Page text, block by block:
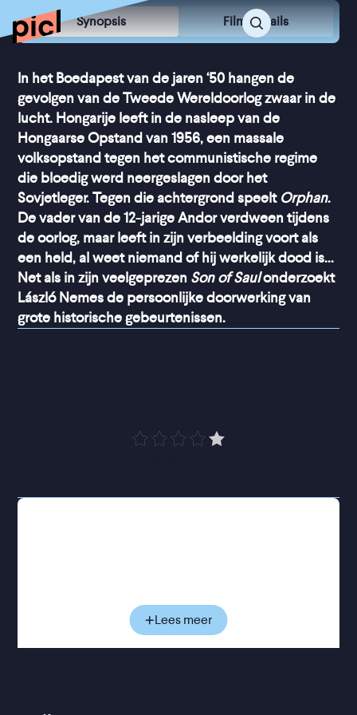
Synopsis Film Details
In het Boedapest van de jaren ‘50 hangen de
gevolgen van de Tweede Wereldoorlog zwaar in de
lucht. Hongarije leeft in de nasleep van de
Hongaarse Opstand van 1956, een massale
volksopstand tegen het communistische regime
die bloedig werd neergeslagen door het
Sovjetleger. Tegen die achtergrond speelt Orphan.
De vader van de 12-jarige Andor verdween tijdens
de oorlog, maar leeft in zijn verbeelding voort als
een held, al weet niemand of hij werkelijk dood is...
Net als in zijn veelgeprezen Son of Saulonderzoekt
László Nemes de persoonlijke doorwerking van
grote historische gebeurtenissen.
De Joodse Andor woont samen met zijn moeder
bijna mythische status gegeven; die van een
dappere oorlogsheld. Met dat beeld groeit hij op,
totdat er plots een man voor de deur staat die
Lees meer